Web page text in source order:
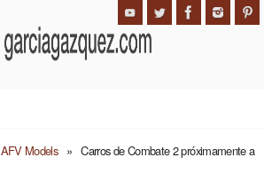
AFV Models » Carros de Combate 2 próximamente a